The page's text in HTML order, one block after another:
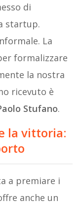
di
startup.
La
formalizzare
la nostra
ricevuto è
Stufano.
la vittoria:
a premiare i
anche un